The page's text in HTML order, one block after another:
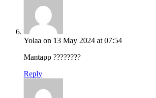
Yolaa on 13 May 2024 at 07:54
Mantapp ????????
Reply